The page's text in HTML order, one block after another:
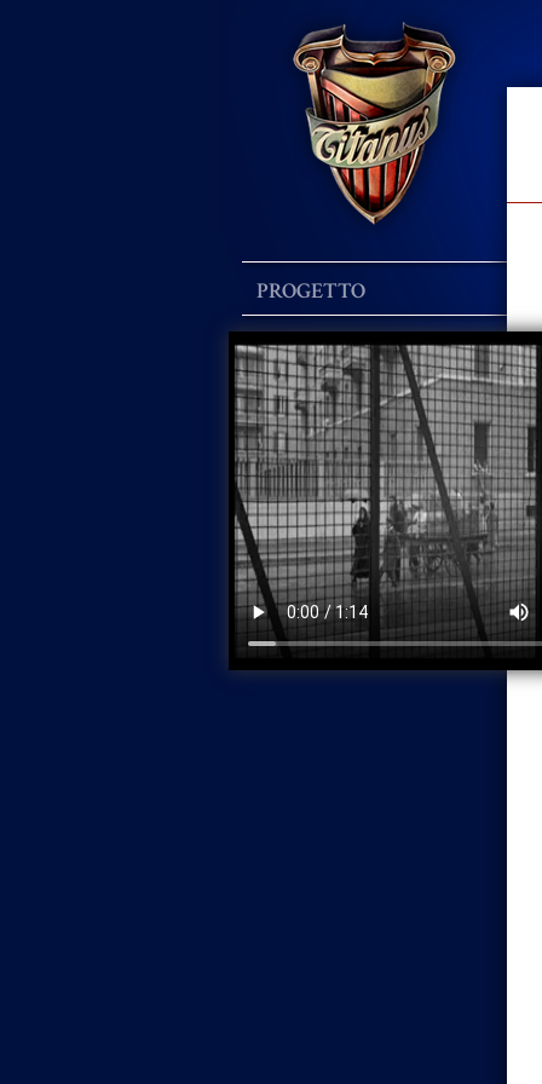
PROGETTO
STORIA
FILM
Museo Nazionale del Cinema
Fondazione Maria Adriana Prolo
Via Montebello, 20 - 10124 Torino, Italia
P.IVA 06407440012 - Copyright ©2009